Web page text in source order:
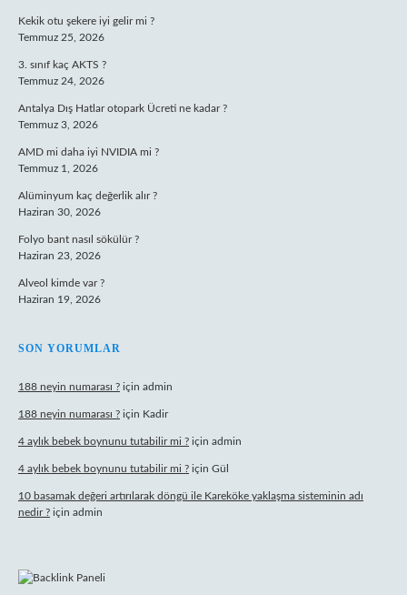
Kekik otu şekere iyi gelir mi ?
Temmuz 25, 2026
3. sınıf kaç AKTS ?
Temmuz 24, 2026
Antalya Dış Hatlar otopark Ücreti ne kadar ?
Temmuz 3, 2026
AMD mi daha iyi NVIDIA mi ?
Temmuz 1, 2026
Alüminyum kaç değerlik alır ?
Haziran 30, 2026
Folyo bant nasıl sökülür ?
Haziran 23, 2026
Alveol kimde var ?
Haziran 19, 2026
SON YORUMLAR
188 neyin numarası ? için admin
188 neyin numarası ? için Kadir
4 aylık bebek boynunu tutabilir mi ? için admin
4 aylık bebek boynunu tutabilir mi ? için Gül
10 basamak değeri artırılarak döngü ile Kareköke yaklaşma sisteminin adı
nedir ? için admin